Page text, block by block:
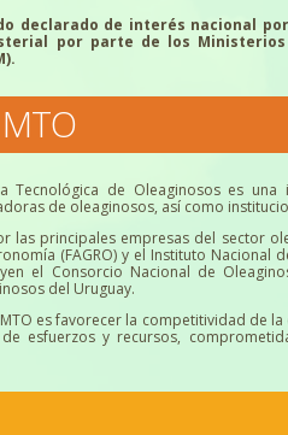
declarado de interés nacional
por parte de los Ministerios
Tecnológica de Oleaginosos es
de oleaginosos, así como
las principales empresas del sector
(FAGRO) y el Instituto
el Consorcio Nacional de
del Uruguay.
es favorecer la competitividad de
esfuerzos y recursos,